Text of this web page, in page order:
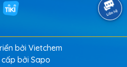
bàn tay, cân
làm sạch và
bởi Vietchem
cấp bởi Sapo